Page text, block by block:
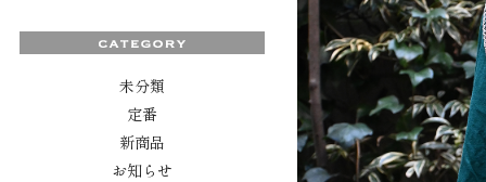
未分類
定番
新商品
お知らせ